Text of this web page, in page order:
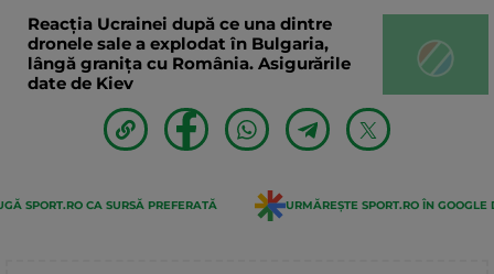
Reacția Ucrainei după ce una dintre
dronele sale a explodat în Bulgaria,
lângă granița cu România. Asigurările
date de Kiev
SPORT.RO CA SURSĂ PREFERATĂ URMĂREȘTE SPORT.RO ÎN GOOGLE